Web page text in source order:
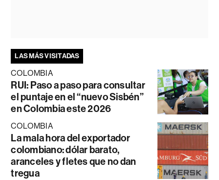
LAS MÁS VISITADAS
COLOMBIA
RUI: Paso a paso para consultar
el puntaje en el “nuevo Sisbén”
en Colombia este 2026
COLOMBIA
La mala hora del exportador
colombiano: dólar barato,
aranceles y fletes que no dan
tregua